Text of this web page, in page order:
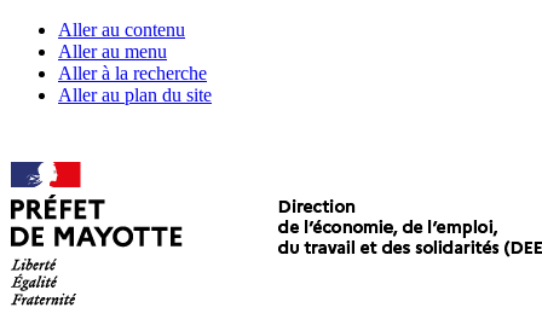
Aller au contenu
Aller au menu
Aller à la recherche
Aller au plan du site